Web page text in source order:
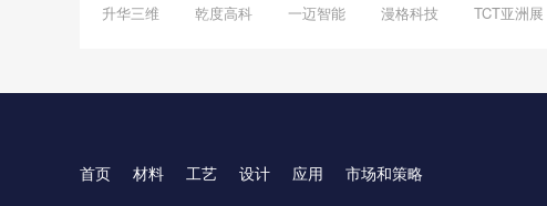
升华三维 乾度高科 一迈智能 漫格科技 TCT亚洲展
首页 材料 工艺 设计 应用
市场和策略